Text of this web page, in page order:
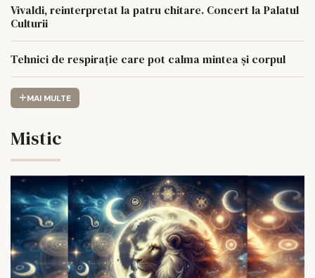
Vivaldi, reinterpretat la patru chitare. Concert la Palatul
Culturii
Tehnici de respirație care pot calma mintea și corpul
MAI MULTE
Mistic